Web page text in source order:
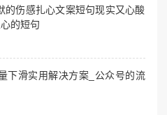
的伤感扎心文案短句现实又心酸
的短句
下滑实用解决方案_公众号的流